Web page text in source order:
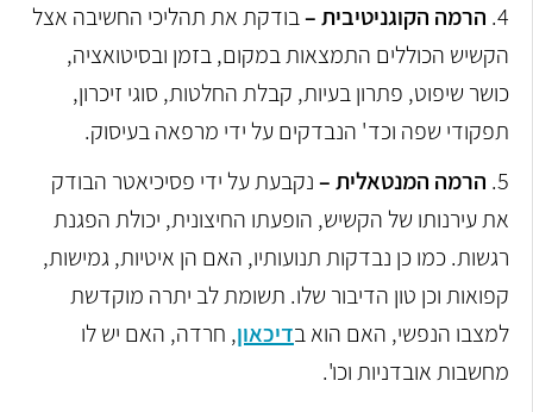
4. הרמה הקוגניטיבית –בודקת את תהליכי החשיבה אצל
הקשיש הכוללים התמצאות במקום, בזמן ובסיטואציה,
כושר שיפוט, פתרון בעיות, קבלת החלטות, סוגי זיכרון,
תפקודי שפה וכד' הנבדקים על ידי מרפאה בעיסוק.
5. הרמה המנטאלית –נקבעת על ידי פסיכיאטר הבודק
את עירנותו של הקשיש, הופעתו החיצונית, יכולת הפגנת
רגשות. כמו כן נבדקות תנועותיו, האם הן איטיות, גמישות,
קפואות וכן טון הדיבור שלו. תשומת לב יתרה מוקדשת
למצבו הנפשי, האם הוא בדיכאון, חרדה, האם יש לו
מחשבות אובדניות וכו'.